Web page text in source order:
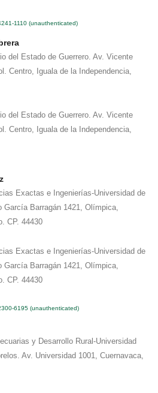
1110 (unauthenticated)
del Estado de Guerrero. Av. Vicente
Centro, Iguala de la Independencia,
del Estado de Guerrero. Av. Vicente
Centro, Iguala de la Independencia,
Exactas e Ingenierías-Universidad de
Barragán 1421, Olímpica,
CP. 44430
Exactas e Ingenierías-Universidad de
Barragán 1421, Olímpica,
CP. 44430
6195 (unauthenticated)
y Desarrollo Rural-Universidad
Av. Universidad 1001, Cuernavaca,